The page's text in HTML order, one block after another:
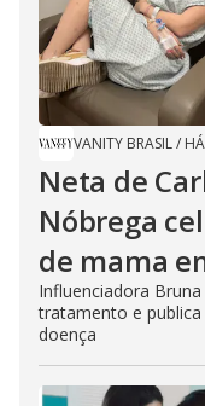
VANITY BRASIL/
Neta de
Nóbrega
de mama
Influenciadora
tratamento e
doença